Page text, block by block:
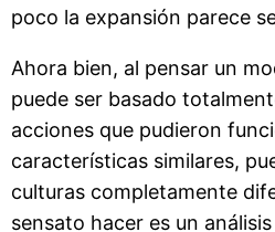
poco la expansión parece
Ahora bien, al pensar un
puede ser basado
acciones que pudieron
características similares,
culturas completamente
sensato hacer es un